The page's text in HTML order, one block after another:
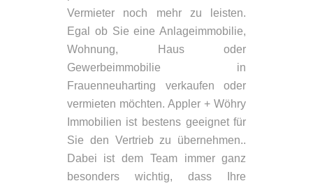
Vermieter noch mehr zu leisten.
Egal ob Sie eine Anlageimmobilie,
Wohnung, Haus oder
Gewerbeimmobilie in
Frauenneuharting verkaufen oder
vermieten möchten. Appler + Wöhry
Immobilien ist bestens geeignet für
Sie den Vertrieb zu übernehmen..
Dabei ist dem Team immer ganz
besonders wichtig, dass Ihre